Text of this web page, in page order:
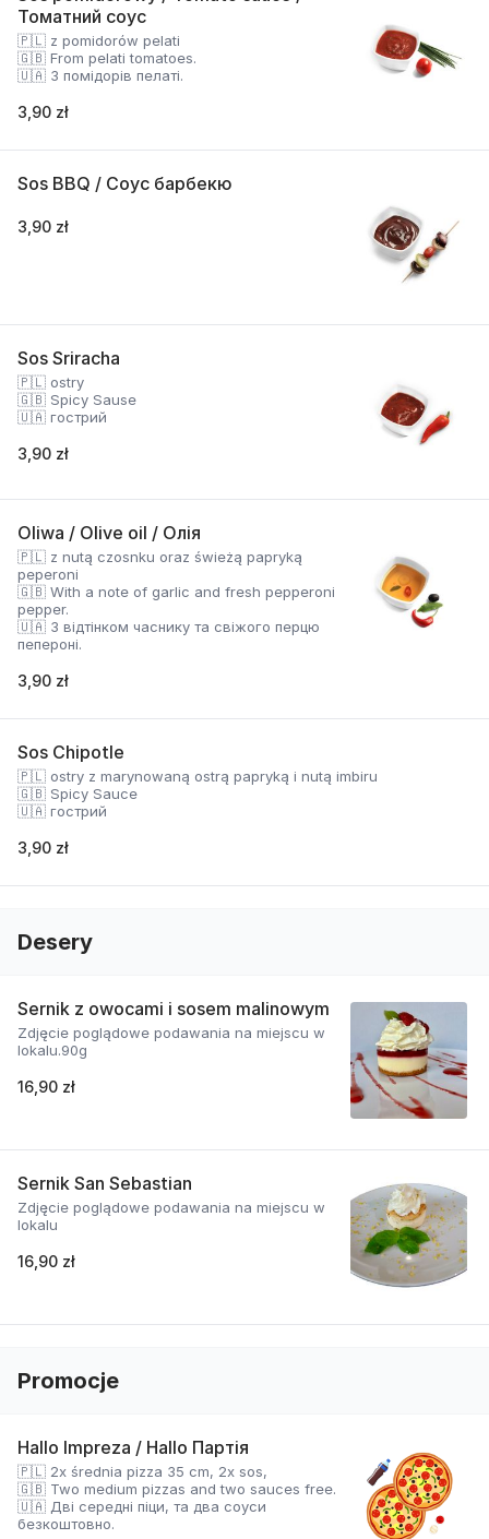
Томатний соус
🇵🇱 z pomidorów pelati
🇬🇧 From pelati tomatoes.
🇺🇦 З помідорів пелаті.
3,90 zł
Sos BBQ / Соус барбекю
3,90 zł
Sos Sriracha
🇵🇱 ostry
🇬🇧 Spicy Sause
🇺🇦 гострий
3,90 zł
Oliwa / Olive oil / Олія
🇵🇱 z nutą czosnku oraz świeżą papryką
peperoni
🇬🇧 With a note of garlic and fresh pepperoni
pepper.
🇺🇦 З відтінком часнику та свіжого перцю
пепероні.
3,90 zł
Sos Chipotle
🇵🇱 ostry z marynowaną ostrą papryką i nutą imbiru
🇬🇧 Spicy Sauce
🇺🇦 гострий
3,90 zł
Desery
Sernik z owocami i sosem malinowym
Zdjęcie poglądowe podawania na miejscu w
lokalu.90g
16,90 zł
Sernik San Sebastian
Zdjęcie poglądowe podawania na miejscu w
lokalu
16,90 zł
Promocje
Hallo Impreza / Hallo Партія
🇵🇱 2x średnia pizza 35 cm, 2x sos,
🇬🇧 Two medium pizzas and two sauces free.
🇺🇦 Дві середні піци, та два соуси
безкоштовно.